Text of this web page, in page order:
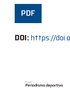
PDF
DOI:https://